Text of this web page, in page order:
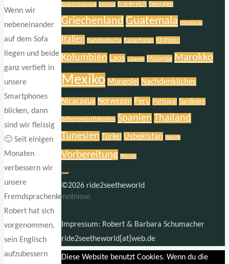
Wenn wir
nebeneinander
auf dem Sofa
liegen und beide
ganz vertieft in
unsere
Smartphones
blicken, dann
sind wir fleissig
🙂 Seit einigen
Monaten
verbessern wir
unsere
Fremdsprachenkenntnisse.
Robert hat sich
vorgenommen,
sein Englisch
aufzubessern
Endurotraining Estland Frankreich Georgien
Griechenland Guatemala Honduras
Italien Kambodscha Kasachstan Kirgisien
Kolumbien Laos Litauen Malaysia Marokko
Mexiko Mongolei Nachdenkliches
Nicaragua Norwegen Peru Portugal Sardinien
Sehenswürdigkeiten Spanien Thailand
Tunesien
Türkei Usbekistan Vanlife
Vorbereitung Winter
©2026 ride2seetheworld
Impressum: Robert & Barbara Schumacher
ride2seetheworld[at]web.de
Diese Website benutzt Cookies. Wenn du die